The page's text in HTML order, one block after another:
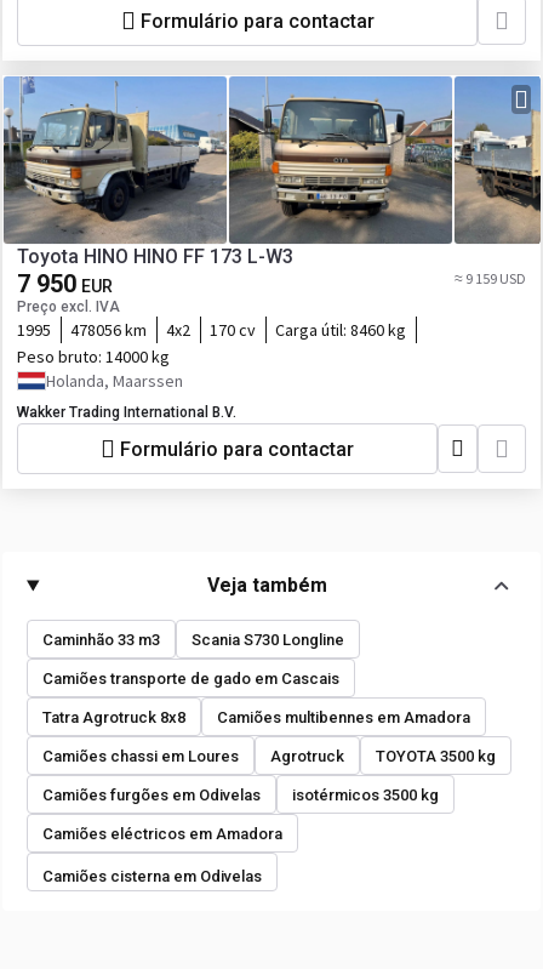
Formulário para contactar
Toyota HINO HINO FF 173 L-W3
7 950 EUR
Preço excl. IVA
≈ 9 159 USD
1995 478056 km 4x2 170 cv Carga útil: 8460 kg
Peso bruto: 14000 kg
Holanda, Maarssen
Wakker Trading International B.V.
Formulário para contactar
Veja também
Caminhão 33 m3 Scania S730 Longline
Camiões transporte de gado em Cascais
Tatra Agrotruck 8x8 Camiões multibennes em Amadora
Camiões chassi em Loures Agrotruck TOYOTA 3500 kg
Camiões furgões em Odivelas isotérmicos 3500 kg
Camiões eléctricos em Amadora
Camiões cisterna em Odivelas